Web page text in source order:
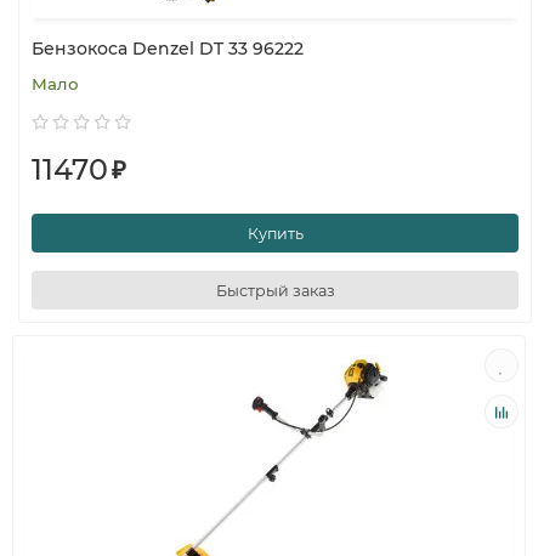
Бензокоса Denzel DT 33 96222
Мало
11470₽
Купить
Быстрый заказ